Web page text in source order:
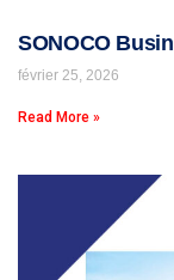
SONOCO
février 25, 2026
Read More »